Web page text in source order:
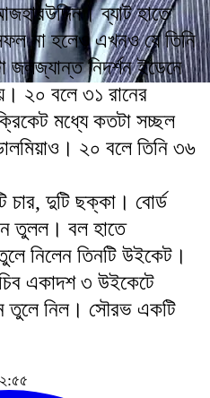
ব্যাট হাতে
না হলেও এখনও যে তিনি
জলজ্যান্ত নিদর্শন ইডেনে
২০ বলে ৩১ রানের
মধ্যে কতটা সচ্ছল
২০ বলে তিনি ৩৬
চার, দুটি ছক্কা। বোর্ড
তুলল। বল হাতে
নিলেন তিনটি উইকেট।
একাদশ ৩ উইকেটে
তুলে নিল। সৌরভ একটি